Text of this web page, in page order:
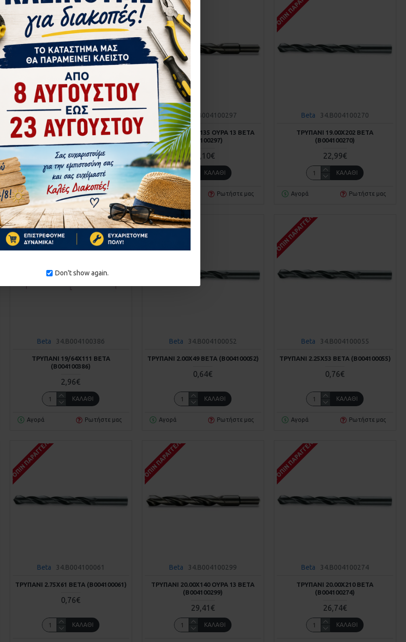
Don't show again.
34.B004100296
ΤΡΥΠΆΝΙ 18.50Χ135 ΟΥΡΆ 13 BETA
25,10€
ΚΑΛΆΘΙ
Αγορά Ρωτήστε μας
Beta 34.B004100297
ΤΡΥΠΆΝΙ 19.00Χ135 ΟΥΡΆ 13 BETA
(Β004100297)
25,10€
ΚΑΛΆΘΙ
Αγορά Ρωτήστε μας
Beta 34.B004100270
ΤΡΥΠΆΝΙ 19.00Χ202 BETA
(Β004100270)
22,99€
ΚΑΛΆΘΙ
Αγορά Ρωτήστε μας
ΚΑΤΌΠΙΝ ΠΑΡΑΓΓΕΛΊΑΣ
Beta 34.B004100386
ΤΡΥΠΆΝΙ 19/64Χ111 BETA
(Β004100386)
2,96€
ΚΑΛΆΘΙ
Αγορά Ρωτήστε μας
ΚΑΤΌΠΙΝ ΠΑΡΑΓΓΕΛΊΑΣ
Beta 34.B004100052
ΤΡΥΠΆΝΙ 2.00Χ49 BETA (Β004100052)
0,64€
ΚΑΛΆΘΙ
Αγορά Ρωτήστε μας
ΚΑΤΌΠΙΝ ΠΑΡΑΓΓΕΛΊΑΣ
Beta 34.B004100055
ΤΡΥΠΆΝΙ 2.25Χ53 BETA (Β004100055)
0,76€
ΚΑΛΆΘΙ
Αγορά Ρωτήστε μας
ΚΑΤΌΠΙΝ ΠΑΡΑΓΓΕΛΊΑΣ
Beta 34.B004100061
ΤΡΥΠΆΝΙ 2.75Χ61 BETA (Β004100061)
0,76€
ΚΑΛΆΘΙ
ΚΑΤΌΠΙΝ ΠΑΡΑΓΓΕΛΊΑΣ
Beta 34.B004100299
ΤΡΥΠΆΝΙ 20.00Χ140 ΟΥΡΆ 13 BETA
(Β004100299)
29,41€
ΚΑΛΆΘΙ
ΚΑΤΌΠΙΝ ΠΑΡΑΓΓΕΛΊΑΣ
Beta 34.B004100274
ΤΡΥΠΆΝΙ 20.00Χ210 BETA
(Β004100274)
26,74€
ΚΑΛΆΘΙ